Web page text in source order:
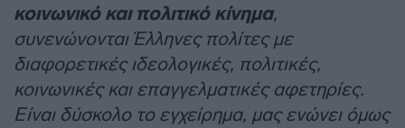
κοινωνικό και πολιτικό κίνημα,
συνενώνονται Έλληνες πολίτες με
διαφορετικές ιδεολογικές, πολιτικές,
κοινωνικές και επαγγελματικές αφετηρίες.
Είναι δύσκολο το εγχείρημα, μας ενώνει όμως